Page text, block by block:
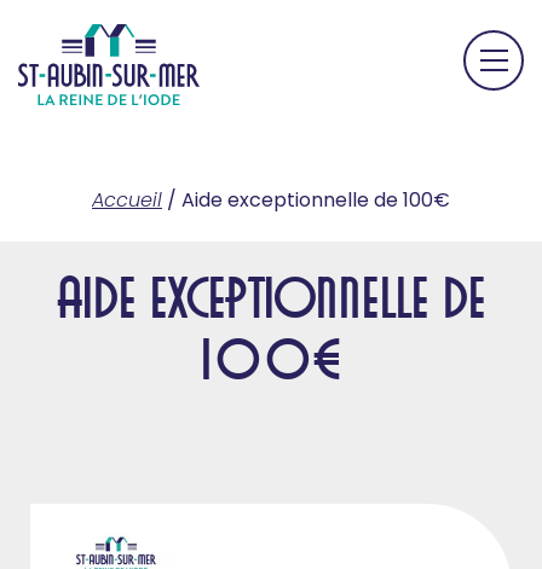
Accueil / Aide exceptionnelle de 100€
Aide exceptionnelle de
100€